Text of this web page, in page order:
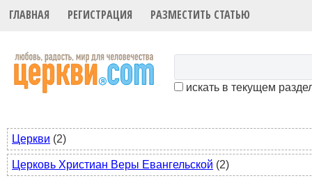
ГЛАВНАЯ РЕГИСТРАЦИЯ РАЗМЕСТИТЬ СТАТЬЮ
искать в текущем
Церкви (2)
Церковь Христиан Веры Евангельской (2)